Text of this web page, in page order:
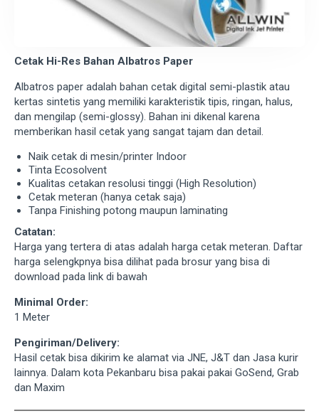
Cetak Hi-Res Bahan Albatros Paper
Albatros paper adalah bahan cetak digital semi-plastik atau
kertas sintetis yang memiliki karakteristik tipis, ringan, halus,
dan mengilap (semi-glossy). Bahan ini dikenal karena
memberikan hasil cetak yang sangat tajam dan detail.
Naik cetak di mesin/printer Indoor
Tinta Ecosolvent
Kualitas cetakan resolusi tinggi (High Resolution)
Cetak meteran (hanya cetak saja)
Tanpa Finishing potong maupun laminating
Catatan:
Harga yang tertera di atas adalah harga cetak meteran. Daftar
harga selengkpnya bisa dilihat pada brosur yang bisa di
download pada link di bawah
Minimal Order:
1 Meter
Pengiriman/Delivery:
Hasil cetak bisa dikirim ke alamat via JNE, J&T dan Jasa kurir
lainnya. Dalam kota Pekanbaru bisa pakai pakai GoSend, Grab
dan Maxim